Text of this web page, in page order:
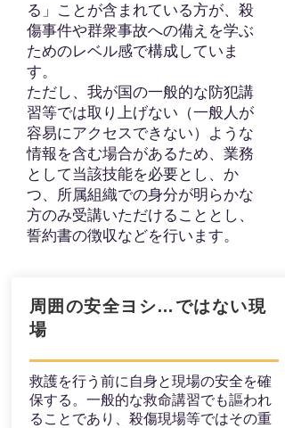
る」ことが含まれている方が、殺
傷事件や群衆事故への備えを学ぶ
ためのレベル感で構成していま
す。
ただし、我が国の一般的な防犯講
習等では取り上げない（一般人が
容易にアクセスできない）ような
情報を含む場合があるため、業務
として当該技能を必要とし、か
つ、所属組織での身分が明らかな
方のみ受講いただけることとし、
誓約書の徴収などを行います。
​周囲の安全ヨシ…ではない現
場
救護を行う前に自身と現場の安全を確
保する。一般的な救命講習でも謳われ
ることであり、殺傷現場等ではその重